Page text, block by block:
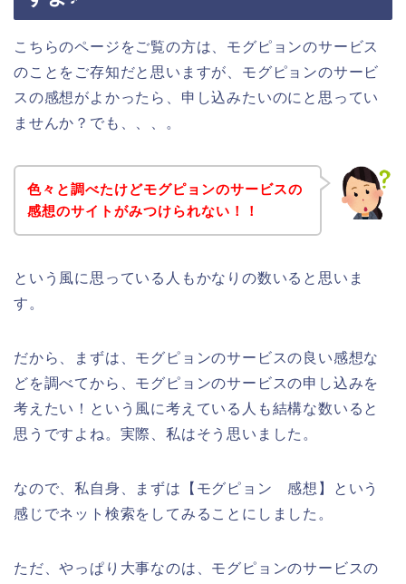
こちらのページをご覧の方は、モグピョンのサービス
のことをご存知だと思いますが、モグピョンのサービ
スの感想がよかったら、申し込みたいのにと思ってい
ませんか？でも、、、。
色々と調べたけどモグピョンのサービスの
感想のサイトがみつけられない！！
という風に思っている人もかなりの数いると思いま
す。
だから、まずは、モグピョンのサービスの良い感想な
どを調べてから、モグピョンのサービスの申し込みを
考えたい！という風に考えている人も結構な数いると
思うですよね。実際、私はそう思いました。
なので、私自身、まずは【モグピョン 感想】という
感じでネット検索をしてみることにしました。
ただ、やっぱり大事なのは、モグピョンのサービスの